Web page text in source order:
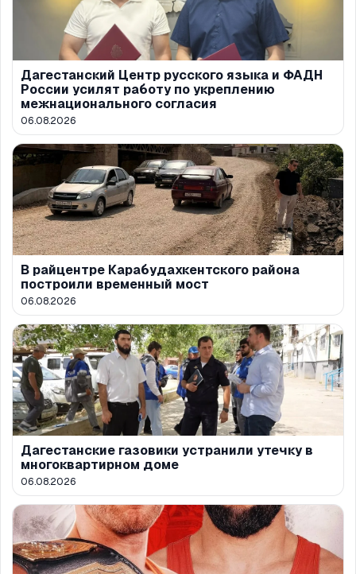
Дагестанский Центр русского языка и ФАДН
России усилят работу по укреплению
межнационального согласия
06.08.2026
В райцентре Карабудахкентского района
построили временный мост
06.08.2026
Дагестанские газовики устранили утечку в
многоквартирном доме
06.08.2026